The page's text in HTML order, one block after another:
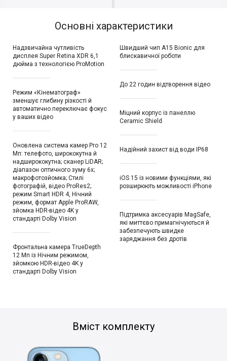
Основні характеристики
Надзвичайна чутливість
дисплея Super Retina XDR 6,1
дюйма з технологією ProMotion
Режим «Кінематограф»
зменшує глибину різкості й
автоматично переключає фокус
у ваших відео
Оновлена система камер Pro 12
Мп: телефото, ширококутна й
надширококутна; сканер LiDAR;
діапазон оптичного зуму 6x;
макрофотозйомка; Стилі
фотографій, відео ProRes2;
режим Smart HDR 4, Нічний
режим, формат Apple ProRAW,
зйомка HDR-відео 4K у
стандарті Dolby Vision
Фронтальна камера TrueDepth
12 Мп із Нічним режимом,
зйомкою HDR-відео 4K у
стандарті Dolby Vision
Швидший чип A15 Bionic для
блискавичної роботи
До 22 годин відтворення відео
Міцний корпус із панеллю
Ceramic Shield
Надійний захист від води IP68
iOS 15 із новими функціями, які
розширюють можливості iPhone
Підтримка аксесуарів MagSafe,
які миттєво примагнічуються й
забезпечують швидке
заряджання без дротів
Вміст комплекту